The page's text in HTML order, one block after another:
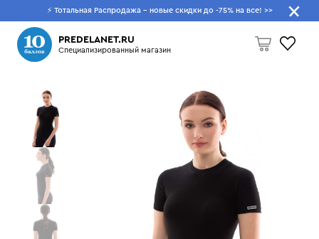
⚡ Тотальная Распродажа - новые скидки до -75% на все! >>
PREDELANET.RU
Специализированный магазин
Пусто
Что будем искать?